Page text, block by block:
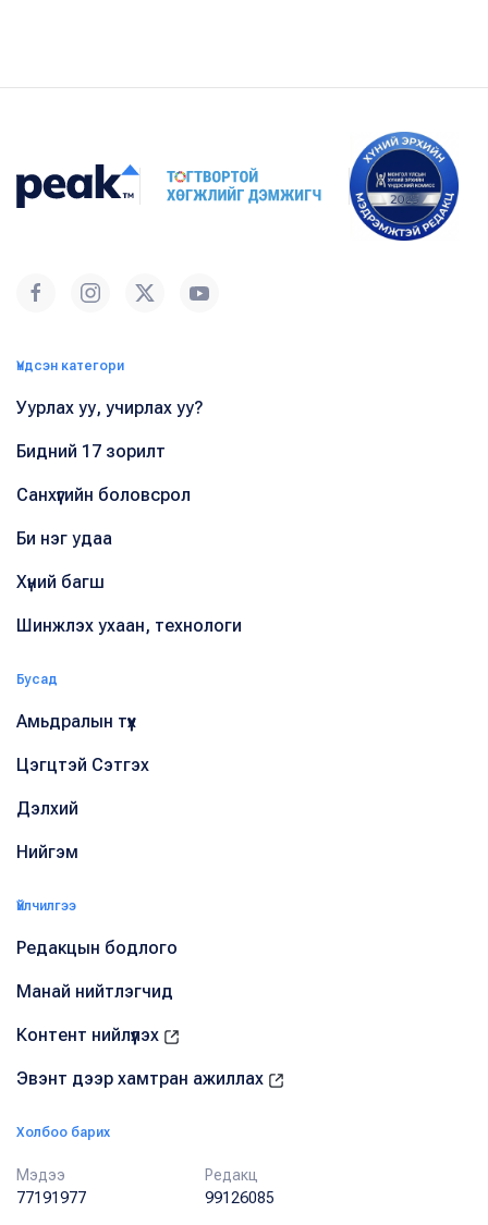
Үндсэн категори
Уурлах уу, учирлах уу?
Бидний 17 зорилт
Санхүүгийн боловсрол
Би нэг удаа
Хүний багш
Шинжлэх ухаан, технологи
Бусад
Амьдралын түүх
Цэгцтэй Сэтгэх
Дэлхий
Нийгэм
Үйлчилгээ
Редакцын бодлого
Манай нийтлэгчид
Контент нийлүүлэх
Эвэнт дээр хамтран ажиллах
Холбоо барих
Мэдээ
77191977
Редакц
99126085